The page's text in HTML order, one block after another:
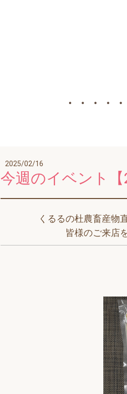
2025/02/16
今週のイベント
くるるの杜農畜産物
皆様のご来店